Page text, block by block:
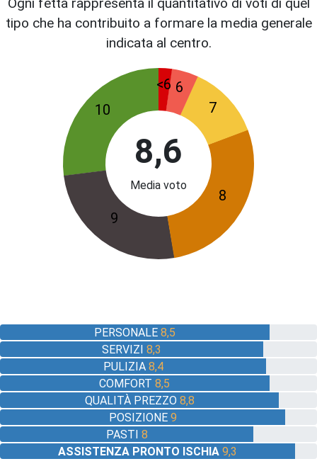
Ogni fetta rappresenta il quantitativo di voti di quel
tipo che ha contribuito a formare la media generale
indicata al centro.
8,6
Media voto
<6 6
7
8
9
10
PERSONALE 8,5
SERVIZI 8,3
PULIZIA 8,4
COMFORT8,5
QUALITÀ PREZZO 8,8
POSIZIONE 9
PASTI 8
ASSISTENZA PRONTO ISCHIA 9,3